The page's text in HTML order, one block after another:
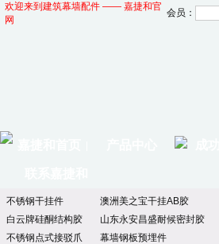
欢迎来到建筑幕墙配件 —— 嘉捷和官
网
会员：
不锈钢干挂件 澳洲美之宝干挂AB胶
白云牌硅酮结构胶
山东永安昌盛耐候密封胶
不锈钢点式接驳爪
幕墙钢板预埋件